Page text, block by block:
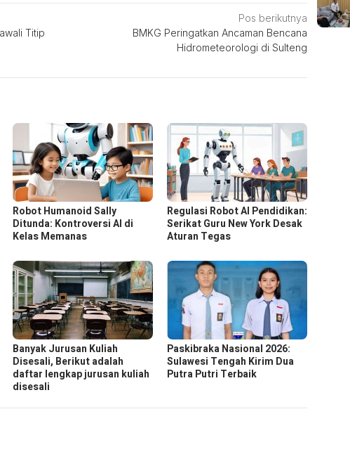
Titip
Pos berikutnya
BMKG Peringatkan Ancaman Bencana
Hidrometeorologi di Sulteng
Robot Humanoid Sally
Ditunda: Kontroversi AI di
Kelas Memanas
Regulasi Robot AI Pendidikan:
Serikat Guru New York Desak
Aturan Tegas
Banyak Jurusan Kuliah
Disesali, Berikut adalah
daftar lengkap jurusan kuliah
disesali
Paskibraka Nasional 2026:
Sulawesi Tengah Kirim Dua
Putra Putri Terbaik